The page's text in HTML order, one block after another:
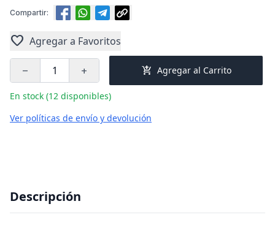
Compartir:
favorite Agregar a Favoritos
remove add add_shopping_cart Agregar al Carrito
En stock (12 disponibles)
Ver políticas de envío y devolución
Descripción